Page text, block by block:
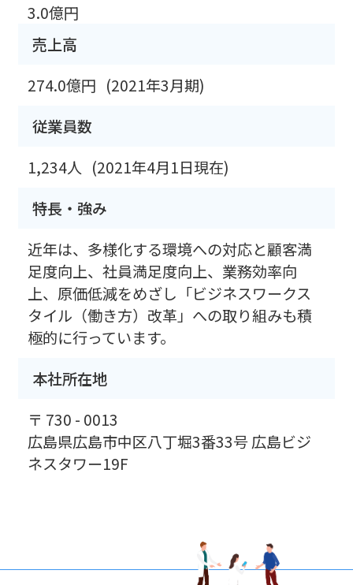
3.0億円
売上高
274.0億円 (2021年3月期)
従業員数
1,234人 (2021年4月1日現在)
特長・強み
近年は、多様化する環境への対応と顧客満
足度向上、社員満足度向上、業務効率向
上、原価低減をめざし「ビジネスワークス
タイル（働き方）改革」への取り組みも積
極的に行っています。
本社所在地
〒 730 - 0013
広島県広島市中区八丁堀3番33号 広島ビジ
ネスタワー19F